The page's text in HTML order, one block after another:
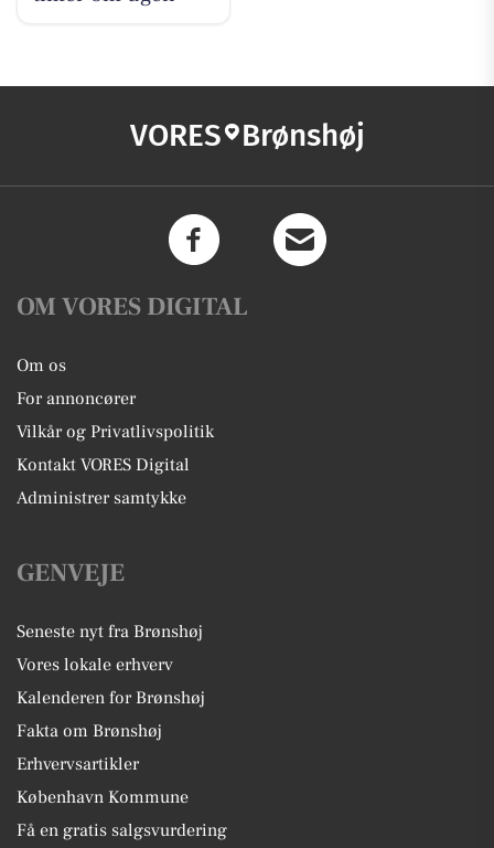
VORES Brønshøj
OM VORES DIGITAL
Om os
For annoncører
Vilkår og Privatlivspolitik
Kontakt VORES Digital
Administrer samtykke
GENVEJE
Seneste nyt fra Brønshøj
Vores lokale erhverv
Kalenderen for Brønshøj
Fakta om Brønshøj
Erhvervsartikler
København Kommune
Få en gratis salgsvurdering